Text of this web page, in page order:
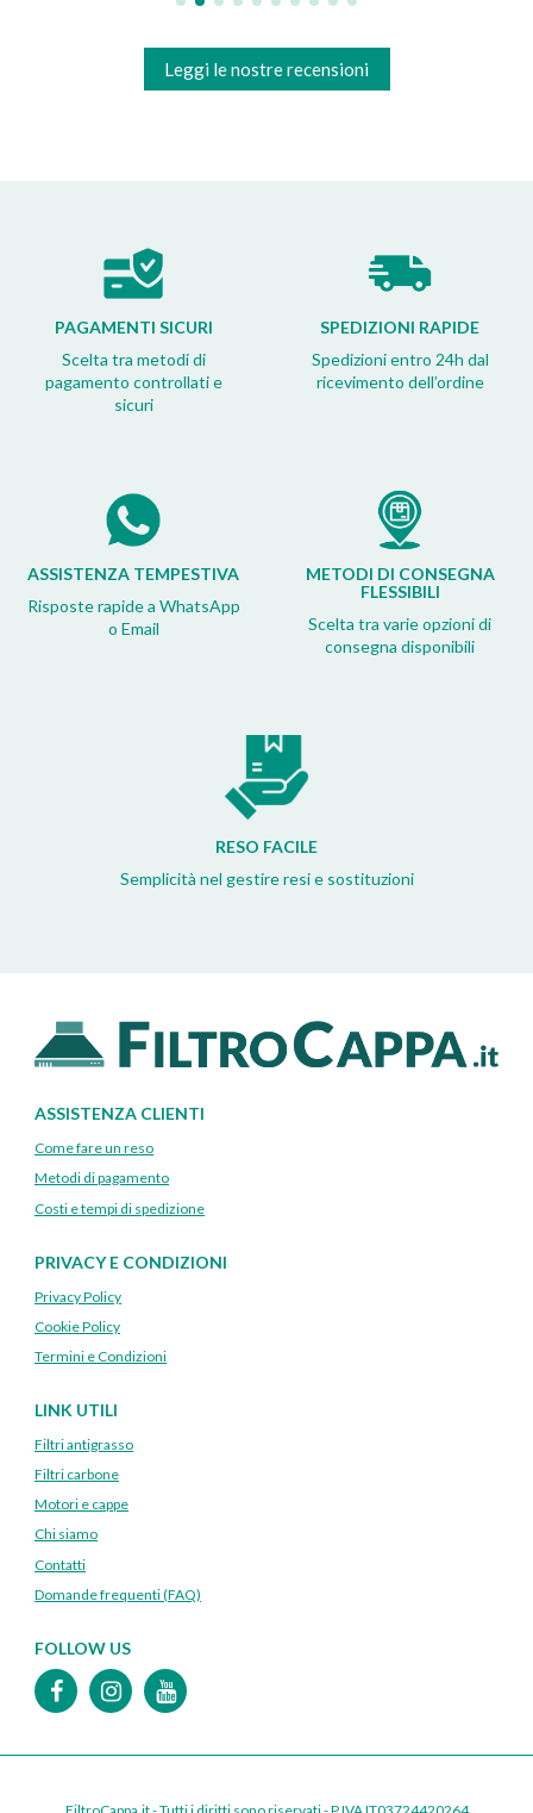
Leggi le nostre recensioni
PAGAMENTI SICURI
Scelta tra metodi di
pagamento controllati e
sicuri
SPEDIZIONI RAPIDE
Spedizioni entro 24h dal
ricevimento dell’ordine
ASSISTENZA TEMPESTIVA
Risposte rapide a WhatsApp
o Email
METODI DI CONSEGNA
FLESSIBILI
Scelta tra varie opzioni di
consegna disponibili
RESO FACILE
Semplicità nel gestire resi e sostituzioni
ASSISTENZA CLIENTI
Come fare un reso
Metodi di pagamento
Costi e tempi di spedizione
PRIVACY E CONDIZIONI
Privacy Policy
Cookie Policy
Termini e Condizioni
LINK UTILI
Filtri antigrasso
Filtri carbone
Motori e cappe
Chi siamo
Contatti
Domande frequenti (FAQ)
FOLLOW US